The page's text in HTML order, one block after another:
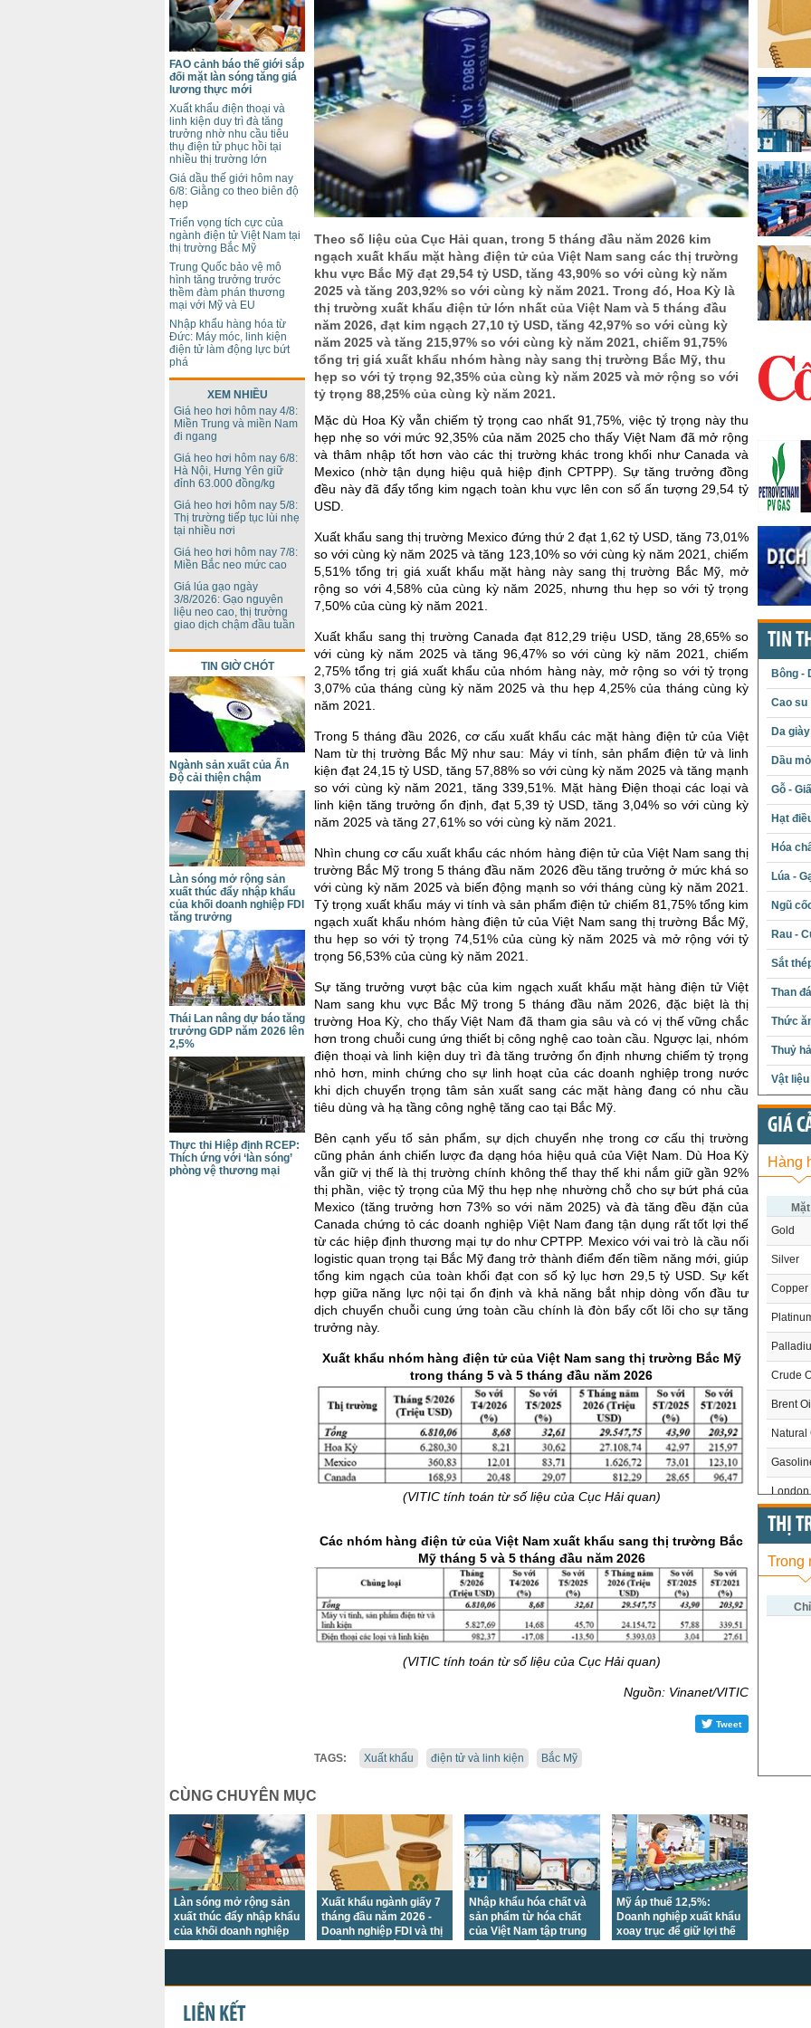
Theo số liệu của Cục Hải quan, trong 5 tháng đầu năm 2026 kim
ngạch xuất khẩu mặt hàng điện tử của Việt Nam sang các thị trường
khu vực Bắc Mỹ đạt 29,54 tỷ USD, tăng 43,90% so với cùng kỳ năm
2025 và tăng 203,92% so với cùng kỳ năm 2021. Trong đó, Hoa Kỳ là
thị trường xuất khẩu điện tử lớn nhất của Việt Nam và 5 tháng đầu
năm 2026, đạt kim ngạch 27,10 tỷ USD, tăng 42,97% so với cùng kỳ
năm 2025 và tăng 215,97% so với cùng kỳ năm 2021, chiếm 91,75%
tổng trị giá xuất khẩu nhóm hàng này sang thị trường Bắc Mỹ, thu
hẹp so với tỷ trọng 92,35% của cùng kỳ năm 2025 và mở rộng so với
tỷ trọng 88,25% của cùng kỳ năm 2021.
Mặc dù Hoa Kỳ vẫn chiếm tỷ trọng cao nhất 91,75%, việc tỷ trọng này thu
hẹp nhẹ so với mức 92,35% của năm 2025 cho thấy Việt Nam đã mở rộng
và thâm nhập tốt hơn vào các thị trường khác trong khối như Canada và
Mexico (nhờ tận dụng hiệu quả hiệp định CPTPP). Sự tăng trưởng đồng
đều này đã đẩy tổng kim ngạch toàn khu vực lên con số ấn tượng 29,54 tỷ
USD.
Xuất khẩu sang thị trường Mexico đứng thứ 2 đạt 1,62 tỷ USD, tăng 73,01%
so với cùng kỳ năm 2025 và tăng 123,10% so với cùng kỳ năm 2021, chiếm
5,51% tổng trị giá xuất khẩu mặt hàng này sang thị trường Bắc Mỹ, mở
rộng so với 4,58% của cùng kỳ năm 2025, nhưng thu hẹp so với tỷ trọng
7,50% của cùng kỳ năm 2021.
Xuất khẩu sang thị trường Canada đạt 812,29 triệu USD, tăng 28,65% so
với cùng kỳ năm 2025 và tăng 96,47% so với cùng kỳ năm 2021, chiếm
2,75% tổng trị giá xuất khẩu của nhóm hàng này, mở rộng so với tỷ trọng
3,07% của tháng cùng kỳ năm 2025 và thu hẹp 4,25% của tháng cùng kỳ
năm 2021.
Trong 5 tháng đầu 2026, cơ cấu xuất khẩu các mặt hàng điện tử của Việt
Nam từ thị trường Bắc Mỹ như sau: Máy vi tính, sản phẩm điện tử và linh
kiện đạt 24,15 tỷ USD, tăng 57,88% so với cùng kỳ năm 2025 và tăng mạnh
so với cùng kỳ năm 2021, tăng 339,51%. Mặt hàng Điện thoại các loại và
linh kiện tăng trưởng ổn định, đạt 5,39 tỷ USD, tăng 3,04% so với cùng kỳ
năm 2025 và tăng 27,61% so với cùng kỳ năm 2021.
Nhìn chung cơ cấu xuất khẩu các nhóm hàng điện tử của Việt Nam sang thị
trường Bắc Mỹ trong 5 tháng đầu năm 2026 đều tăng trưởng ở mức khá so
với cùng kỳ năm 2025 và biến động mạnh so với tháng cùng kỳ năm 2021.
Tỷ trọng xuất khẩu máy vi tính và sản phẩm điện tử chiếm 81,75% tổng kim
ngạch xuất khẩu nhóm hàng điện tử của Việt Nam sang thị trường Bắc Mỹ,
thu hẹp so với tỷ trọng 74,51% của cùng kỳ năm 2025 và mở rộng với tỷ
trọng 56,53% của cùng kỳ năm 2021.
Sự tăng trưởng vượt bậc của kim ngạch xuất khẩu mặt hàng điện tử Việt
Nam sang khu vực Bắc Mỹ trong 5 tháng đầu năm 2026, đặc biệt là thị
trường Hoa Kỳ, cho thấy Việt Nam đã tham gia sâu và có vị thế vững chắc
hơn trong chuỗi cung ứng thiết bị công nghệ cao toàn cầu. Ngược lại, nhóm
điện thoại và linh kiện duy trì đà tăng trưởng ổn định nhưng chiếm tỷ trọng
nhỏ hơn, minh chứng cho sự linh hoạt của các doanh nghiệp trong nước
khi dịch chuyển trọng tâm sản xuất sang các mặt hàng đang có nhu cầu
tiêu dùng và hạ tầng công nghệ tăng cao tại Bắc Mỹ.
Bên cạnh yếu tố sản phẩm, sự dịch chuyển nhẹ trong cơ cấu thị trường
cũng phản ánh chiến lược đa dạng hóa hiệu quả của Việt Nam. Dù Hoa Kỳ
vẫn giữ vị thế là thị trường chính không thể thay thế khi nắm giữ gần 92%
thị phần, việc tỷ trọng của Mỹ thu hẹp nhẹ nhường chỗ cho sự bứt phá của
Mexico (tăng trưởng hơn 73% so với năm 2025) và đà tăng đều đặn của
Canada chứng tỏ các doanh nghiệp Việt Nam đang tận dụng rất tốt lợi thế
từ các hiệp định thương mại tự do như CPTPP. Mexico với vai trò là cầu nối
logistic quan trọng tại Bắc Mỹ đang trở thành điểm đến tiềm năng mới, giúp
tổng kim ngạch của toàn khối đạt con số kỷ lục hơn 29,5 tỷ USD. Sự kết
hợp giữa năng lực nội tại ổn định và khả năng bắt nhịp dòng vốn đầu tư
dịch chuyển chuỗi cung ứng toàn cầu chính là đòn bẩy cốt lõi cho sự tăng
trưởng này.
Xuất khẩu nhóm hàng điện tử của Việt Nam sang thị trường Bắc Mỹ
trong tháng 5 và 5 tháng đầu năm 2026
(VITIC tính toán từ số liệu của Cục Hải quan)
Các nhóm hàng điện tử của Việt Nam xuất khẩu sang thị trường Bắc
Mỹ tháng 5 và 5 tháng đầu năm 2026
(VITIC tính toán từ số liệu của Cục Hải quan)
Nguồn: Vinanet/VITIC
Tweet
TAGS: Xuất khẩu điện tử và linh kiện Bắc Mỹ
FAO cảnh báo thế giới sắp
đối mặt làn sóng tăng giá
lương thực mới
Xuất khẩu điện thoại và
linh kiện duy trì đà tăng
trưởng nhờ nhu cầu tiêu
thụ điện tử phục hồi tại
nhiều thị trường lớn
Giá dầu thế giới hôm nay
6/8: Giằng co theo biên độ
hẹp
Triển vọng tích cực của
ngành điện tử Việt Nam tại
thị trường Bắc Mỹ
Trung Quốc bảo vệ mô
hình tăng trưởng trước
thềm đàm phán thương
mại với Mỹ và EU
Nhập khẩu hàng hóa từ
Đức: Máy móc, linh kiện
điện tử làm động lực bứt
phá
XEM NHIỀU
Giá heo hơi hôm nay 4/8:
Miền Trung và miền Nam
đi ngang
Giá heo hơi hôm nay 6/8:
Hà Nội, Hưng Yên giữ
đỉnh 63.000 đồng/kg
Giá heo hơi hôm nay 5/8:
Thị trường tiếp tục lùi nhẹ
tại nhiều nơi
Giá heo hơi hôm nay 7/8:
Miền Bắc neo mức cao
Giá lúa gạo ngày
3/8/2026: Gạo nguyên
liệu neo cao, thị trường
giao dịch chậm đầu tuần
TIN GIỜ CHÓT
Ngành sản xuất của Ấn
Độ cải thiện chậm
Làn sóng mở rộng sản
xuất thúc đẩy nhập khẩu
của khối doanh nghiệp FDI
tăng trưởng
Thái Lan nâng dự báo tăng
trưởng GDP năm 2026 lên
2,5%
Thực thi Hiệp định RCEP:
Thích ứng với ‘làn sóng’
phòng vệ thương mại
CÙNG CHUYÊN MỤC
Làn sóng mở rộng sản
xuất thúc đẩy nhập khẩu
của khối doanh nghiệp
Xuất khẩu ngành giấy 7
tháng đầu năm 2026 -
Doanh nghiệp FDI và thị
Nhập khẩu hóa chất và
sản phẩm từ hóa chất
của Việt Nam tập trung
Mỹ áp thuế 12,5%:
Doanh nghiệp xuất khẩu
xoay trục để giữ lợi thế
TIN
Bông -
Cao su
Da giày
Dầu
Gỗ -
Hạt
Hóa
Lúa -
Ngũ
Rau -
Sắt
Than đá
Thức
Thuỷ
Vật
GIÁ
Hàng
Gold
Silver
Copper
Crude
Brent
Natural
London
US
US
US
THỊ
Trong
LIÊN KẾT